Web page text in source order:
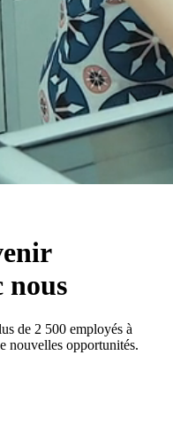
nous
de 2 500 employés à
nouvelles opportunités.